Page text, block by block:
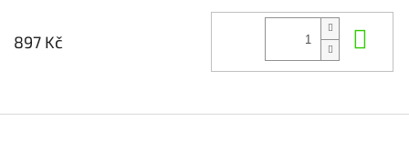
897 Kč